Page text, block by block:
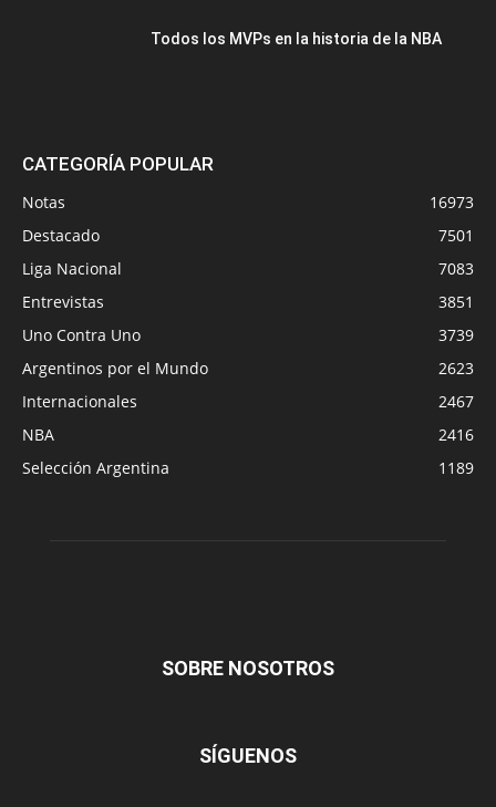
Todos los MVPs en la historia de la NBA
CATEGORÍA POPULAR
Notas
16973
Destacado
7501
Liga Nacional
7083
Entrevistas
3851
Uno Contra Uno
3739
Argentinos por el Mundo
2623
Internacionales
2467
NBA
2416
Selección Argentina
1189
SOBRE NOSOTROS
SÍGUENOS